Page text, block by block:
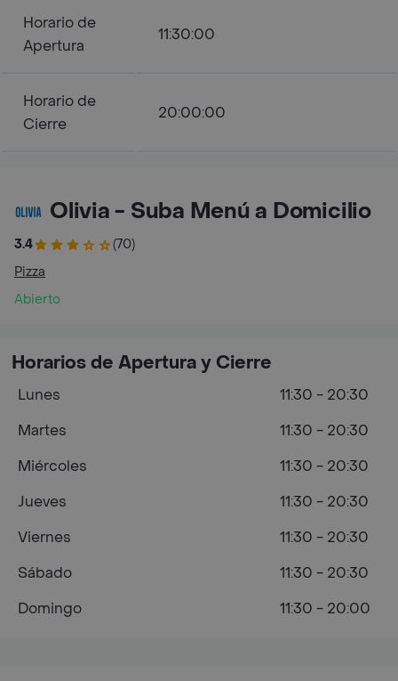
Horario de
Apertura
11:30:00
Horario de
Cierre
20:00:00
Olivia - Suba Menú a Domicilio
3.4
(70)
Pizza
Abierto
Horarios de Apertura y Cierre
Lunes
11:30 - 20:30
Martes
11:30 - 20:30
Miércoles
11:30 - 20:30
Jueves
11:30 - 20:30
Viernes
11:30 - 20:30
Sábado
11:30 - 20:30
Domingo
11:30 - 20:00